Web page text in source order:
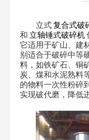
立式复合式破
和 立轴锤式破碎机
它适用于矿山、建
别适合于破碎中等
料，如铁矿石、铜
炭、煤和水泥熟料
的物料一次性粉碎
实现破代磨，降低